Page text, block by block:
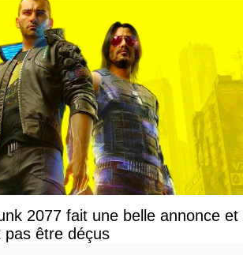
2077 fait une belle annonce et
pas être déçus